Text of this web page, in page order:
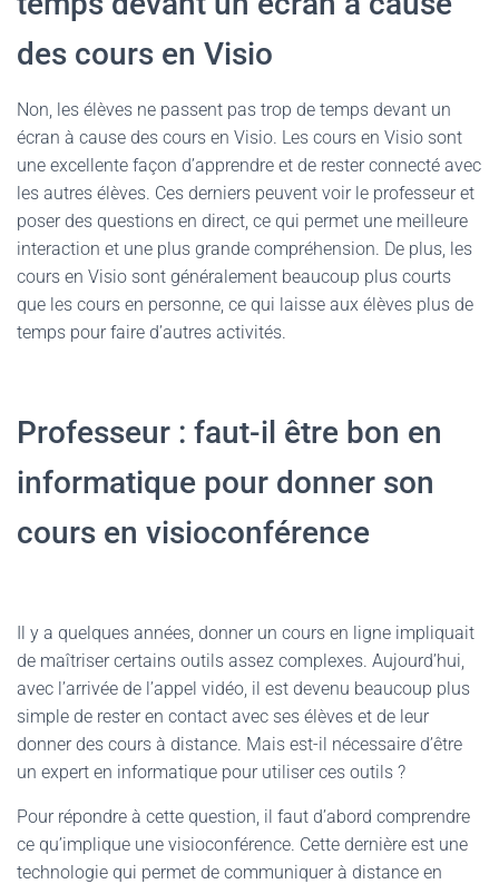
des cours en Visio
Non, les élèves ne passent pas trop de temps devant un
écran à cause des cours en Visio. Les cours en Visio sont
une excellente façon d’apprendre et de rester connecté avec
les autres élèves. Ces derniers peuvent voir le professeur et
poser des questions en direct, ce qui permet une meilleure
interaction et une plus grande compréhension. De plus, les
cours en Visio sont généralement beaucoup plus courts
que les cours en personne, ce qui laisse aux élèves plus de
temps pour faire d’autres activités.
Professeur : faut-il être bon en
informatique pour donner son
cours en visioconférence
Il y a quelques années, donner un cours en ligne impliquait
de maîtriser certains outils assez complexes. Aujourd’hui,
avec l’arrivée de l’appel vidéo, il est devenu beaucoup plus
simple de rester en contact avec ses élèves et de leur
donner des cours à distance. Mais est-il nécessaire d’être
un expert en informatique pour utiliser ces outils ?
Pour répondre à cette question, il faut d’abord comprendre
ce qu’implique une visioconférence. Cette dernière est une
technologie qui permet de communiquer à distance en